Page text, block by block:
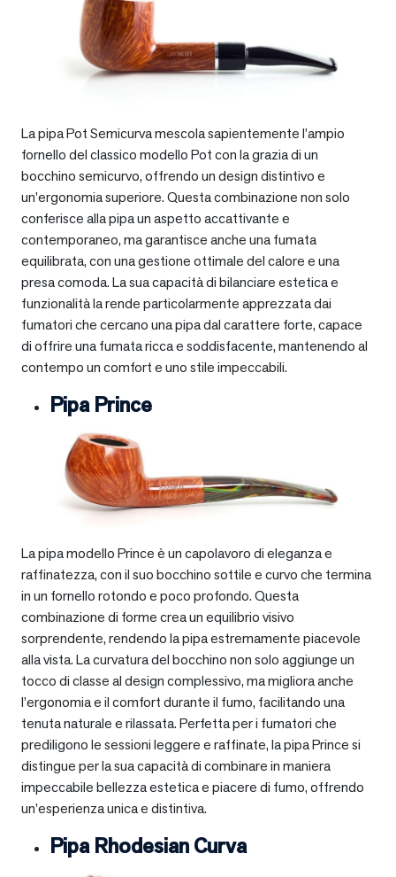
La pipa Pot Semicurva mescola sapientemente l’ampio
fornello del classico modello Pot con la grazia di un
bocchino semicurvo, offrendo un design distintivo e
un’ergonomia superiore. Questa combinazione non solo
conferisce alla pipa un aspetto accattivante e
contemporaneo, ma garantisce anche una fumata
equilibrata, con una gestione ottimale del calore e una
presa comoda. La sua capacità di bilanciare estetica e
funzionalità la rende particolarmente apprezzata dai
fumatori che cercano una pipa dal carattere forte, capace
di offrire una fumata ricca e soddisfacente, mantenendo al
contempo un comfort e uno stile impeccabili.
Pipa Prince
La pipa modello Prince è un capolavoro di eleganza e
raffinatezza, con il suo bocchino sottile e curvo che termina
in un fornello rotondo e poco profondo. Questa
combinazione di forme crea un equilibrio visivo
sorprendente, rendendo la pipa estremamente piacevole
alla vista. La curvatura del bocchino non solo aggiunge un
tocco di classe al design complessivo, ma migliora anche
l’ergonomia e il comfort durante il fumo, facilitando una
tenuta naturale e rilassata. Perfetta per i fumatori che
prediligono le sessioni leggere e raffinate, la pipa Prince si
distingue per la sua capacità di combinare in maniera
impeccabile bellezza estetica e piacere di fumo, offrendo
un’esperienza unica e distintiva.
Pipa Rhodesian Curva